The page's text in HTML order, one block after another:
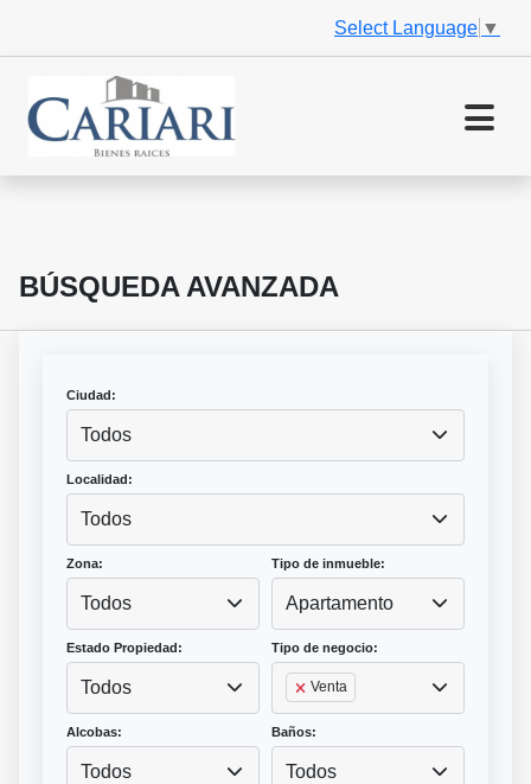
Select Language ▼
BÚSQUEDA AVANZADA
Ciudad:
Todos
Localidad:
Todos
Zona:
Todos
Tipo de inmueble:
Apartamento
Estado Propiedad:
Todos
Tipo de negocio:
Venta
Alcobas:
Todos
Baños:
Todos